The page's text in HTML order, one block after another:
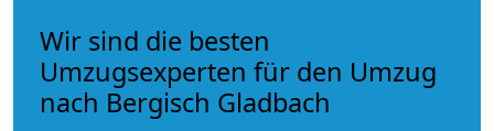
Wir sind die besten
Umzugsexperten für den Umzug
nach Bergisch Gladbach